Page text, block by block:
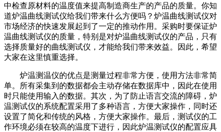
中检查原材料的温度值来提高制造商生产的产品的质量。你知
道炉温曲线测试仪给我们带来什么方便吗？炉温曲线测试仪对
市场经济的快速发展起到了一定的推动作用。采购时要保证炉
温曲线测试仪的质量，特别是对炉温曲线测试仪的产品，只有
选择质量好的曲线测试仪，才能给我们带来效益。因此，希望
大家在这里慎重选择。
炉温测温仪的优点是测量过程非常方便，使用方法非常简
单。所有采集到的数据都会主动存储在数据库中，因此在使用
时只能使用输入的数据。其次，为了防止语言交流的障碍，炉
温测试仪的系统配置采用了多种语言，方便大家操作，同时还
设置了简化和传统的风格，方便大家操作。最后，测试仪的工
作环境必须在较高的温度下进行，因此炉温测试仪的配置应具